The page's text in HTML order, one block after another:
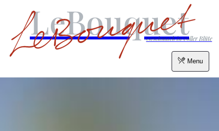
Menu
LeBouquet
Geschmack in voller Blüte